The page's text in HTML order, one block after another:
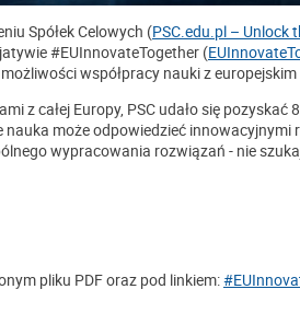
Spółek Celowych (PSC.edu.pl – Unlock
#EUInnovateTogether (
współpracy nauki z europejskim
z całej Europy, PSC udało się
może odpowiedzieć innowacyjnymi
wypracowania rozwiązań - nie
pliku PDF oraz pod linkiem: